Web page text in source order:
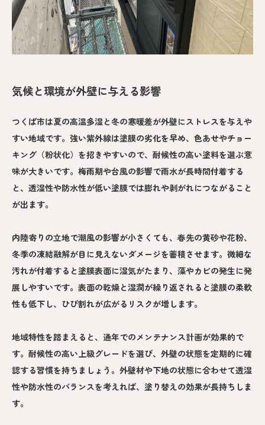
気候と環境が外壁に与える影響
つくば市は夏の高温多湿と冬の寒暖差が外壁にストレスを与えや
すい地域です。強い紫外線は塗膜の劣化を早め、色あせやチョー
キング（粉状化）を招きやすいので、耐候性の高い塗料を選ぶ意
味が大きいです。梅雨期や台風の影響で雨水が長時間付着する
と、透湿性や防水性が低い塗膜では膨れや剥がれにつながること
が出ます。
内陸寄りの立地で潮風の影響が小さくても、春先の黄砂や花粉、
冬季の凍結融解が目に見えないダメージを蓄積させます。微細な
汚れが付着すると塗膜表面に湿気がたまり、藻やカビの発生に発
展しやすいです。表面の乾燥と湿潤が繰り返されると塗膜の柔軟
性も低下し、ひび割れが広がるリスクが増します。
地域特性を踏まえると、通年でのメンテナンス計画が効果的で
す。耐候性の高い上級グレードを選び、外壁の状態を定期的に確
認する習慣を持ちましょう。外壁材や下地の状態に合わせて透湿
性や防水性のバランスを考えれば、塗り替えの効果が長持ちしま
す。